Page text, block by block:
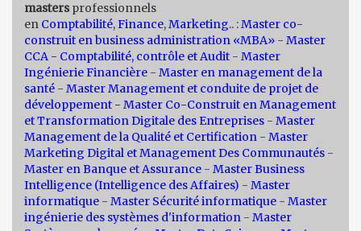
masters professionnels
en Comptabilité,Finance,Marketing.. :Master co-
construit en business administration «MBA» - Master
CCA - Comptabilité, contrôle et Audit - Master
Ingénierie Financière - Master en management de la
santé - Master Management et conduite de projet de
développement - Master Co-Construit en Management
et Transformation Digitale des Entreprises - Master
Management de la Qualité et Certification - Master
Marketing Digital et Management Des Communautés -
Master en Banque et Assurance - Master Business
Intelligence (Intelligence des Affaires) - Master
informatique - Master Sécurité informatique - Master
ingénierie des systèmes d'information - Master